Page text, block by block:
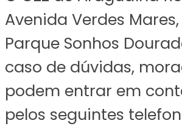
Avenida Verdes Mares,
Parque Sonhos
caso de dúvidas,
podem entrar em
pelos seguintes